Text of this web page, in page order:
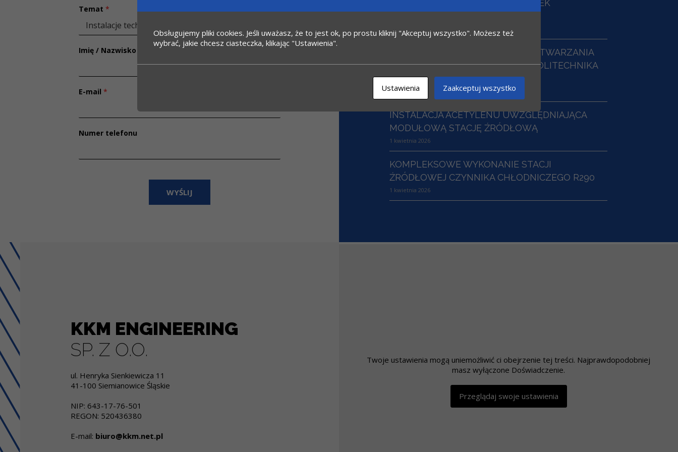
Temat*
Imię / Nazwisko
E-mail*
Numer telefonu
WYŚLIJ
DWUTLENKU WĘGLA DO LODÓWEK
INSTALACJA LABORATORYJNA WYTWARZANIA
DO WODORU Z ELEKTROLIZY – POLITECHNIKA
POZNAŃSKA
17 kwietnia 2026
INSTALACJA ACETYLENU UWZGLĘDNIAJĄCA
MODUŁOWĄ STACJĘ ŹRÓDŁOWĄ
1 kwietnia 2026
KOMPLEKSOWE WYKONANIE STACJI
ŹRÓDŁOWEJ CZYNNIKA CHŁODNICZEGO R290
1 kwietnia 2026
Twoje ustawienia mogą uniemożliwić ci obejrzenie tej treści. Najprawdopodobniej
masz wyłączone Doświadczenie.
Przeglądaj swoje ustawienia
KKM ENGINEERING
SP. Z O.O.
ul. Henryka Sienkiewicza 11
41-100 Siemianowice Śląskie
NIP: 643-17-76-501
REGON: 520436380
E-mail: biuro@kkm.net.pl
Obsługujemy pliki cookies. Jeśli uważasz, że to jest ok, po prostu kliknij "Akceptuj wszystko". Możesz też
wybrać, jakie chcesz ciasteczka, klikając "Ustawienia".
Ustawienia Zaakceptuj wszystko